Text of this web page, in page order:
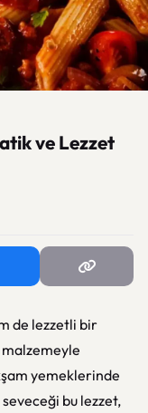
ve Lezzet
de lezzetli bir
yemeklerinde
bu lezzet,